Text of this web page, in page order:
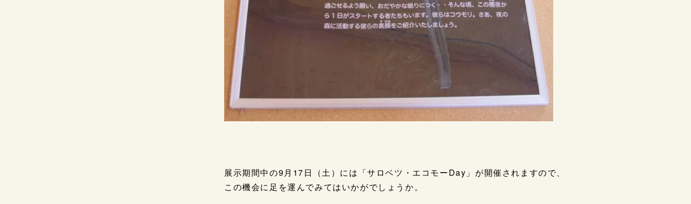
展示期間中の9月17日（土）には「サロベツ・エコモーDay」が開催されますので、
この機会に足を運んでみてはいかがでしょうか。